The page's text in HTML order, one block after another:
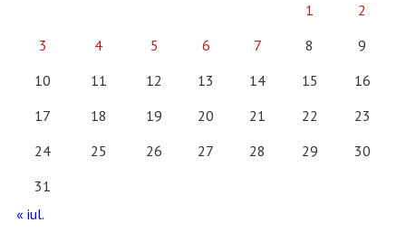
1
2
3
4 5 6 7 8
9
10
11 12 13 14 15
16
17
18 19 20 21 22
23
24
25 26 27 28 29
30
31
« iul.